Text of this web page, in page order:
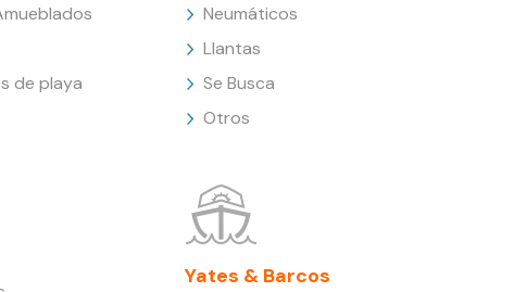
de playa
Neumáticos
Llantas
Se Busca
Otros
Yates & Barcos